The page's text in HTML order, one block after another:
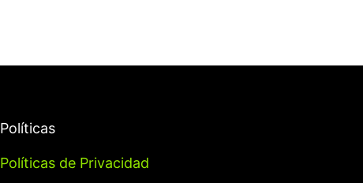
Políticas
Políticas de Privacidad